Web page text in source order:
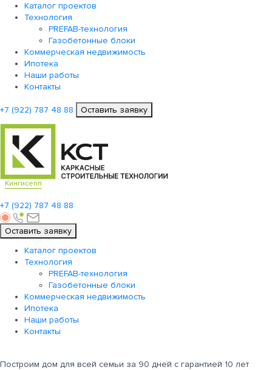
Каталог проектов
Технология
PREFAB-технология
Газобетонные блоки
Коммерческая недвижимость
Ипотека
Наши работы
Контакты
+7 (922) 787 48 88 Оставить заявку
Кингисепп
+7 (922) 787 48 88
Оставить заявку
Каталог проектов
Технология
PREFAB-технология
Газобетонные блоки
Коммерческая недвижимость
Ипотека
Наши работы
Контакты
Построим дом для всей семьи за 90 дней с гарантией 10 лет